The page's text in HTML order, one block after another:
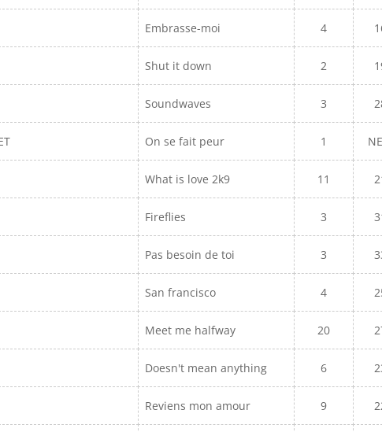
Embrasse-moi 4
Shut it down 2
Soundwaves 3
On se fait peur 1
What is love 2k9 11
Fireflies 3
Pas besoin de toi 3
San francisco 4
Meet me halfway 20
Doesn't mean anything 6
Reviens mon amour 9